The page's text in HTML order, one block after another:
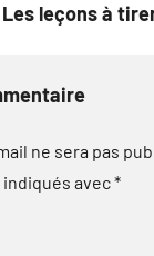
leçons à
ne sera pas
avec*